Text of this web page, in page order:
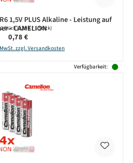
1,5V PLUS Alkaline - Leistung auf
- CAMELION
2 Stück(0,39 € / 1 Stück)
Regulärer Preis:
0,78 €
zzgl. Versandkosten
Verfügbarkeit: